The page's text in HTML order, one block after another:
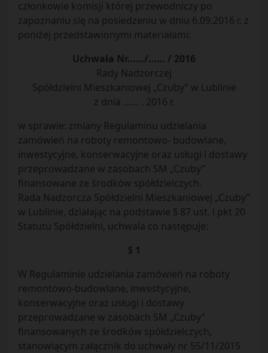
członkowie komisji której przewodniczy po
zapoznaniu się na posiedzeniu w dniu 6.09.2016 r. z
poniżej przedstawionymi materiałami:
Uchwała Nr……/…… / 2016
Rady Nadzorczej
Spółdzielni Mieszkaniowej „Czuby” w Lublinie
z dnia …… . 2016 r.
w sprawie: zmiany Regulaminu udzielania
zamówień na roboty remontowo- budowlane,
inwestycyjne, konserwacyjne oraz usługi i dostawy
przeprowadzane w zasobach SM „Czuby”
finansowane ze środków spółdzielczych.
Rada Nadzorcza Spółdzielni Mieszkaniowej „Czuby”
w Lublinie, działając na podstawie § 87 ust. l pkt 20
Statutu Spółdzielni, uchwala co następuje:
§ 1
W Regulaminie udzielania zamówień na roboty
remontowo-budowlane, inwestycyjne,
konserwacyjne oraz usługi i dostawy
przeprowadzane w zasobach SM „Czuby”
finansowanych ze środków spółdzielczych,
stanowiącym załącznik do uchwały nr 55/11/2015